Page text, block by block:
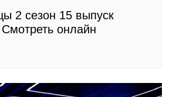
2 сезон 15 выпуск
онлайн